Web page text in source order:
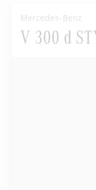
Mercedes-Benz
V 300 d